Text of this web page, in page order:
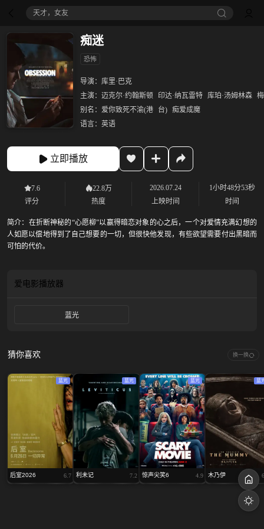
天才，女友
痴迷
恐怖
导演： 库里·巴克
主演： 迈克尔·约翰斯顿 印达·纳瓦雷特 库珀·汤姆林森
别名： 爱你致死不渝(港 台) 痴爱成魔
语言： 英语
立即播放
7.6
评分
22.8万
热度
2026.07.24
上映时间
1小时48分53秒
时间
简介： 在折断神秘的“心愿柳”以赢得暗恋对象的心之后，一个对爱情充满幻想的
人如愿以偿地得到了自己想要的一切，但很快他发现，有些欲望需要付出黑暗而
可怕的代价。
爱电影播放器
蓝光
猜你喜欢 换一换
蓝光
后室2026 6.7
蓝光
利未记 7.2
蓝光
惊声尖笑6 4.9
蓝
木乃伊